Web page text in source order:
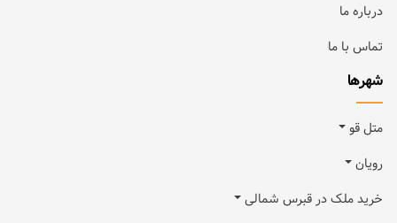
درباره ما
تماس با ما
شهرها
متل قو
رویان
خرید ملک در قبرس شمالی